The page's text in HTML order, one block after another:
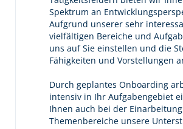
Spektrum an
Aufgrund unserer sehr
vielfältigen Bereiche und
uns auf Sie einstellen und die
Fähigkeiten und Vorstellungen
Durch geplantes Onboarding
intensiv in Ihr Aufgabengebiet
Ihnen auch bei der
Themenbereiche unsere